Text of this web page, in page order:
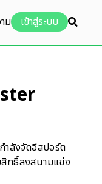
ม เข้าสู่ระบบ
ำลังจัดอีสปอร์ต
สิทธิ์ลงสนามแข่ง